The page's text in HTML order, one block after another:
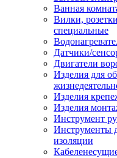
Ванная
Вилки,
специальные
Датчики/
Двигатели
Изделия для
Изделия
Изделия
Инструмент
Инструменты
изоляции